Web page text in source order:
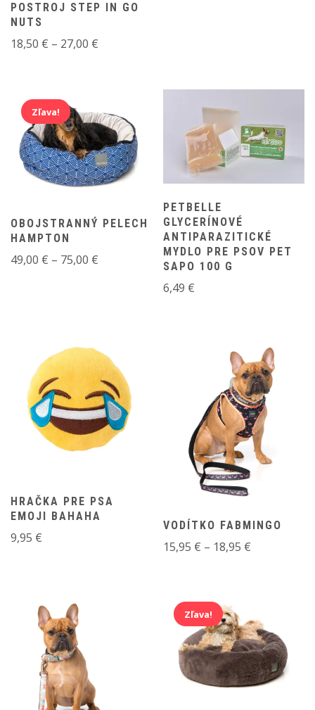
POSTROJ STEP IN GO
NUTS
18,50 € – 27,00 €
27,00 €
Zľava!
OBOJSTRANNÝ PELECH
HAMPTON
49,00 € – 75,00 €
PETBELLE
GLYCERÍNOVÉ
ANTIPARAZITICKÉ
MYDLO PRE PSOV PET
SAPO 100 G
6,49 €
HRAČKA PRE PSA
EMOJI BAHAHA
9,95 €
VODÍTKO FABMINGO
15,95 € – 18,95 €
Zľava!